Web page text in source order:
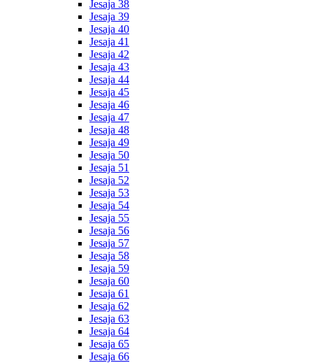
Jesaja 38
Jesaja 39
Jesaja 40
Jesaja 41
Jesaja 42
Jesaja 43
Jesaja 44
Jesaja 45
Jesaja 46
Jesaja 47
Jesaja 48
Jesaja 49
Jesaja 50
Jesaja 51
Jesaja 52
Jesaja 53
Jesaja 54
Jesaja 55
Jesaja 56
Jesaja 57
Jesaja 58
Jesaja 59
Jesaja 60
Jesaja 61
Jesaja 62
Jesaja 63
Jesaja 64
Jesaja 65
Jesaja 66